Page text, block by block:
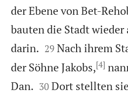
der Ebene von Bet-
bauten die Stadt
darin. 

29 Nach ihrem
der Söhne Jakobs,[4]
Dan. 

30 Dort stellten